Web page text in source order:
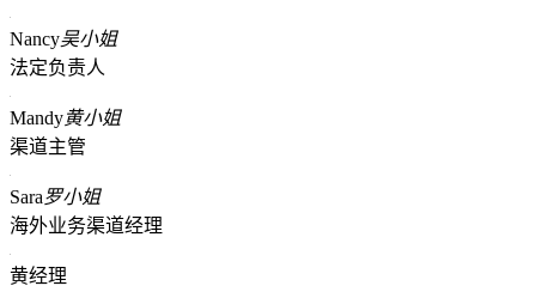
Nancy吴小姐
法定负责人
Mandy黄小姐
渠道主管
Sara罗小姐
海外业务渠道经理
黄经理